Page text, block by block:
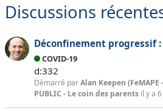
Discussions
Déconfinement progressif
parents
COVID-19
d:332
Démarré parAlan Keepen
PUBLIC - Le coin des parents il y a